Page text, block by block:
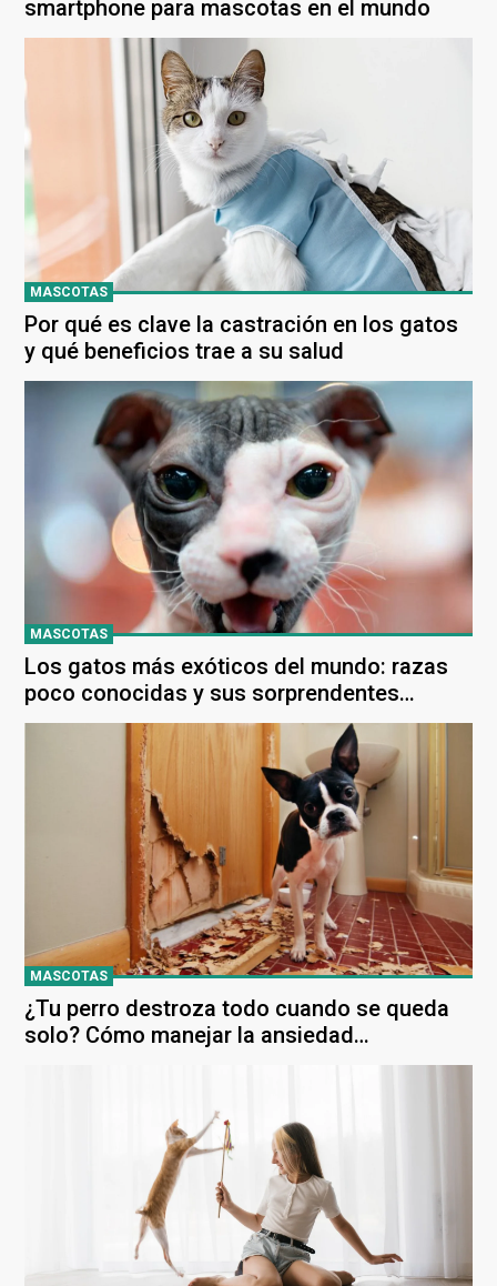
smartphone para mascotas en el mundo
MASCOTAS
Por qué es clave la castración en los gatos
y qué beneficios trae a su salud
MASCOTAS
Los gatos más exóticos del mundo: razas
poco conocidas y sus sorprendentes
características
MASCOTAS
¿Tu perro destroza todo cuando se queda
solo? Cómo manejar la ansiedad